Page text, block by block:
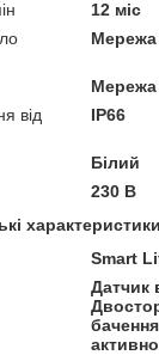
12 міс
Мережа
Мережа
від
IP66
Білий
230 В
характеристики
Smart
Датчик